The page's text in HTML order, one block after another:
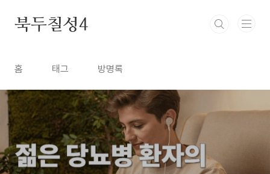
북두칠성4
홈 태그 방명록